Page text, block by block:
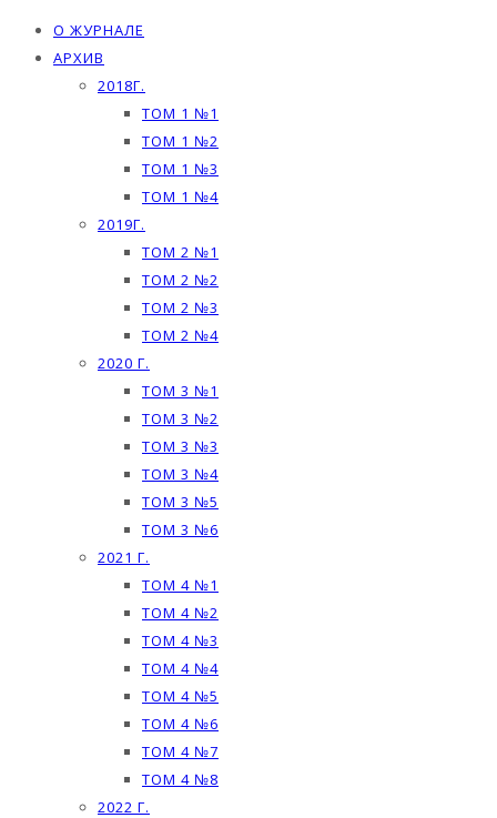
О ЖУРНАЛЕ
АРХИВ
2018Г.
ТОМ 1 №1
ТОМ 1 №2
ТОМ 1 №3
ТОМ 1 №4
2019Г.
ТОМ 2 №1
ТОМ 2 №2
ТОМ 2 №3
ТОМ 2 №4
2020 Г.
ТОМ 3 №1
ТОМ 3 №2
ТОМ 3 №3
ТОМ 3 №4
ТОМ 3 №5
ТОМ 3 №6
2021 Г.
ТОМ 4 №1
ТОМ 4 №2
ТОМ 4 №3
ТОМ 4 №4
ТОМ 4 №5
ТОМ 4 №6
ТОМ 4 №7
ТОМ 4 №8
2022 Г.